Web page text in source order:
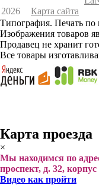
2026
Карта сайта
Типография. Печать по
Изображения товаров
Продавец не хранит
Все товары
Карта проезда
×
Мы находимся по
проспект, д. 32,
Видео как пройти